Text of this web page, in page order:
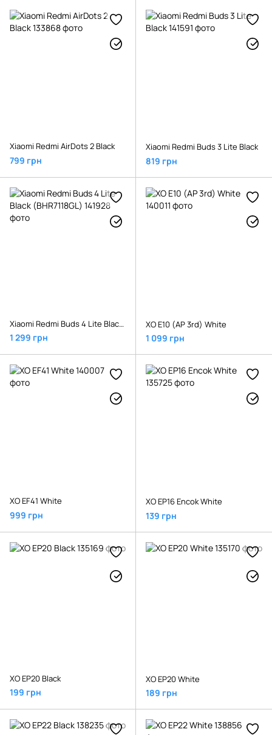
Xiaomi Redmi AirDots 2 Black
799 грн
Xiaomi Redmi Buds 3 Lite Black
819 грн
Xiaomi Redmi Buds 4 Lite Black (BHR7118GL)
1 299 грн
XO E10 (AP 3rd) White
1 099 грн
XO EF41 White
999 грн
XO EP16 Encok White
139 грн
XO EP20 Black
199 грн
XO EP20 White
189 грн